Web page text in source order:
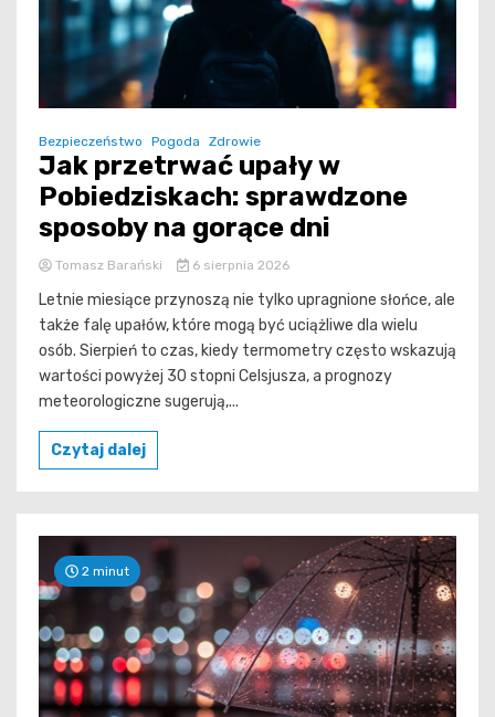
Bezpieczeństwo Pogoda Zdrowie
Jak przetrwać upały w
Pobiedziskach: sprawdzone
sposoby na gorące dni
Tomasz Barański 6 sierpnia 2026
Letnie miesiące przynoszą nie tylko upragnione słońce, ale
także falę upałów, które mogą być uciążliwe dla wielu
osób. Sierpień to czas, kiedy termometry często wskazują
wartości powyżej 30 stopni Celsjusza, a prognozy
meteorologiczne sugerują,...
Czytaj dalej
2 minut